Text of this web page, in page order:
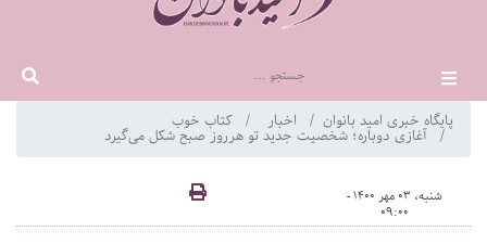
پایگاه خبری امید بانوان اخبار کتاب خوب
آغازی دوباره؛ شخصیت جدید تو هرروز صبح شکل می‌گیرد
شنبه، 03 مهر 1400 -
09:00